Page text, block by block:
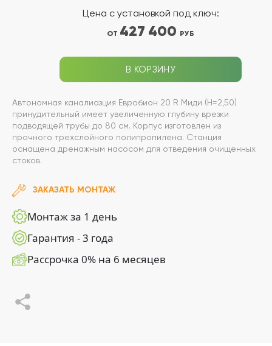
Цена с установкой под ключ:
ОТ 427 400 РУБ
В КОРЗИНУ
Автономная каналиазция Евробион 20 R Миди (Н=2,50)
принудительный имеет увеличенную глубину врезки
подводящей трубы до 80 см. Корпус изготовлен из
прочного трехслойного полипропилена. Станция
оснащена дренажным насосом для отведения очищенных
стоков.
ЗАКАЗАТЬ МОНТАЖ
Монтаж за 1 день
Гарантия - 3 года
Рассрочка 0% на 6 месяцев